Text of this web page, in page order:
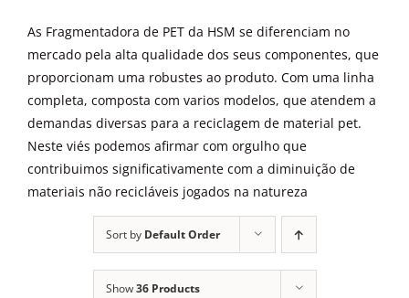
FRAGMENTADORAS
IMPRESSORAS
MULTIFUNCIONAIS
As Fragmentadora de PET da HSM se diferenciam no
mercado pela alta qualidade dos seus componentes, que
proporcionam uma robustes ao produto. Com uma linha
completa, composta com varios modelos, que atendem a
demandas diversas para a reciclagem de material pet.
Neste viés podemos afirmar com orgulho que
contribuimos significativamente com a diminuição de
materiais não recicláveis jogados na natureza
Sort by Default Order
Show36 Products